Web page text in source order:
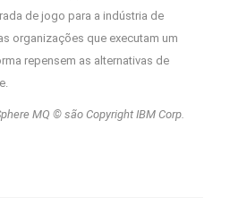
de jogo para a indústria de
organizações que executam um
repensem as alternativas de
MQ © são Copyright IBM Corp.